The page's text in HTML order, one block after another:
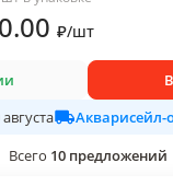
.00 ₽/шт
августа
Акварисейл-
Всего 10 предложений